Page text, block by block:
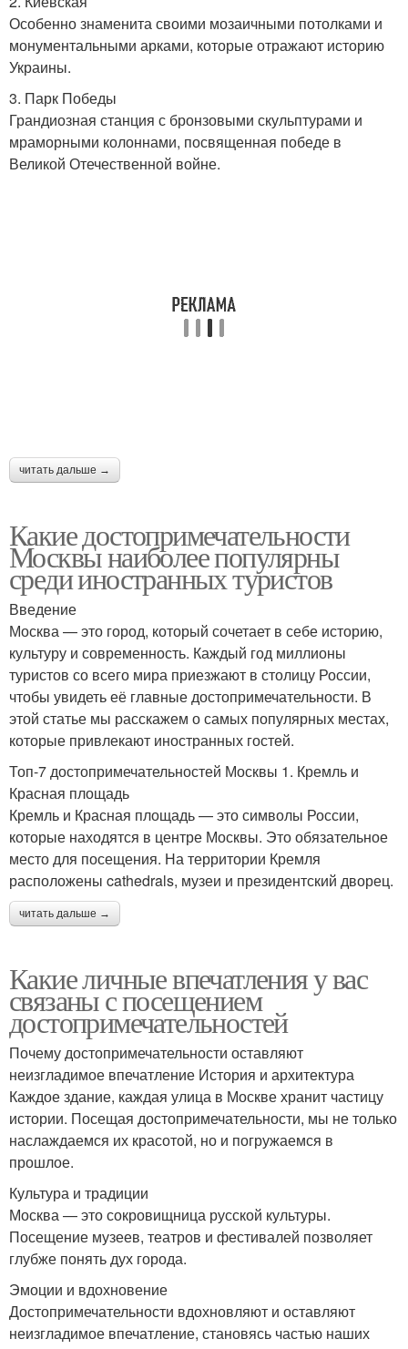
Особенно знаменита своими мозаичными потолками и
монументальными арками, которые отражают историю
Украины.
3. Парк Победы
Грандиозная станция с бронзовыми скульптурами и
мраморными колоннами, посвященная победе в
Великой Отечественной войне.
читать дальше →
Какие достопримечательности
Москвы наиболее популярны
среди иностранных туристов
Введение
Москва — это город, который сочетает в себе историю,
культуру и современность. Каждый год миллионы
туристов со всего мира приезжают в столицу России,
чтобы увидеть её главные достопримечательности. В
этой статье мы расскажем о самых популярных местах,
которые привлекают иностранных гостей.
Топ-7 достопримечательностей Москвы 1. Кремль и
Красная площадь
Кремль и Красная площадь — это символы России,
которые находятся в центре Москвы. Это обязательное
место для посещения. На территории Кремля
расположены cathedrals, музеи и президентский дворец.
читать дальше →
Какие личные впечатления у вас
связаны с посещением
достопримечательностей
Почему достопримечательности оставляют
неизгладимое впечатление История и архитектура
Каждое здание, каждая улица в Москве хранит частицу
истории. Посещая достопримечательности, мы не только
наслаждаемся их красотой, но и погружаемся в
прошлое.
Культура и традиции
Москва — это сокровищница русской культуры.
Посещение музеев, театров и фестивалей позволяет
глубже понять дух города.
Эмоции и вдохновение
Достопримечательности вдохновляют и оставляют
неизгладимое впечатление, становясь частью наших